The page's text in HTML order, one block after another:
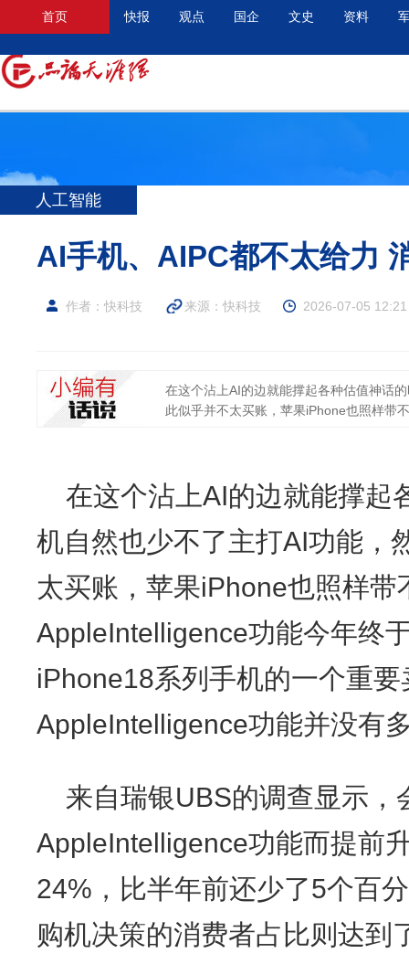
首页 快报 观点 国企 文史 资料
人工智能
AI手机、AIPC都不太给力
作者：快科技 来源：快科技 2026-07-05 12:21
在这个沾上AI的边就能撑起各种估值神话
此似乎并不太买账，苹果iPhone也照样带
在这个沾上AI的边就能撑起
机自然也少不了主打AI功能，
太买账，苹果iPhone也照样
AppleIntelligence功能今年终
iPhone18系列手机的一个重
AppleIntelligence功能并没有
来自瑞银UBS的调查显示，
AppleIntelligence功能而提前
24%，比半年前还少了5个百
购机决策的消费者占比则达到